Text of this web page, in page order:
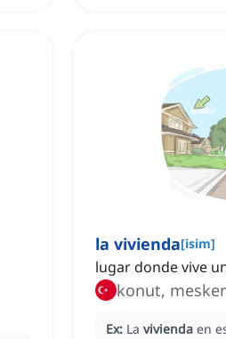
la vivienda[isim]
lugar donde vive
konut,
Ex: La vivienda en